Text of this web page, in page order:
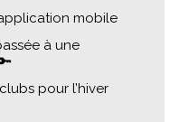
mobile
à une
pour l’hiver